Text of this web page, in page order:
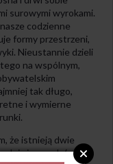
surowymi wyrokami.
codzienne
formy przestrzeni,
Nieustannie dzieli
na wspólnym,
tak długo,
i wymierne
że istnieją dwie
i ciemnych („ci,